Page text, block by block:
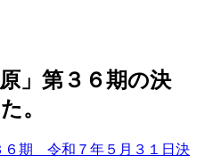
」第３６期の決
。
６期 令和７年５月３１日決